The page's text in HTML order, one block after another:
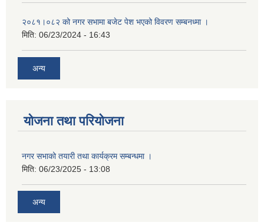
२०८१।०८२ को नगर सभामा बजेट पेश भएको विवरण सम्बनध्मा ।
मिति: 06/23/2024 - 16:43
अन्य
योजना तथा परियोजना
नगर सभाको तयारी तथा कार्यक्रम सम्बन्धमा ।
मिति: 06/23/2025 - 13:08
अन्य